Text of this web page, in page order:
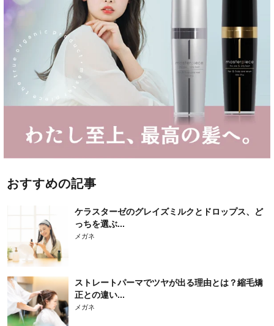
おすすめの記事
ケラスターゼのグレイズミルクとドロップス、ど
っちを選ぶ...
メガネ
ストレートパーマでツヤが出る理由とは？縮毛矯
正との違い...
メガネ